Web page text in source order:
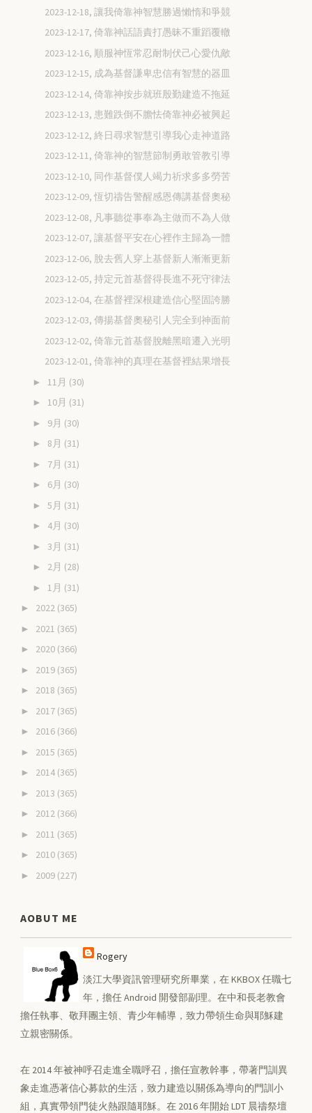
2023-12-18, 讓我倚靠神智慧勝過懶惰和爭競
2023-12-17, 倚靠神話語責打愚昧不重蹈覆轍
2023-12-16, 順服神恆常忍耐制伏己心愛仇敵
2023-12-15, 成為基督謙卑忠信有智慧的器皿
2023-12-14, 倚靠神按步就班殷勤建造不拖延
2023-12-13, 患難跌倒不膽怯倚靠神必被興起
2023-12-12, 終日尋求智慧引導我心走神道路
2023-12-11, 倚靠神的智慧節制勇敢管教引導
2023-12-10, 同作基督僕人竭力祈求多多勞苦
2023-12-09, 恆切禱告警醒感恩傳講基督奧秘
2023-12-08, 凡事聽從事奉為主做而不為人做
2023-12-07, 讓基督平安在心裡作主歸為一體
2023-12-06, 脫去舊人穿上基督新人漸漸更新
2023-12-05, 持定元首基督得長進不死守律法
2023-12-04, 在基督裡深根建造信心堅固誇勝
2023-12-03, 傳揚基督奧秘引人完全到神面前
2023-12-02, 倚靠元首基督脫離黑暗遷入光明
2023-12-01, 倚靠神的真理在基督裡結果增長
► 11月 (30)
► 10月 (31)
► 9月 (30)
► 8月 (31)
► 7月 (31)
► 6月 (30)
► 5月 (31)
► 4月 (30)
► 3月 (31)
► 2月 (28)
► 1月 (31)
► 2022 (365)
► 2021 (365)
► 2020 (366)
► 2019 (365)
► 2018 (365)
► 2017 (365)
► 2016 (366)
► 2015 (365)
► 2014 (365)
► 2013 (365)
► 2012 (366)
► 2011 (365)
► 2010 (365)
► 2009 (227)
AOBUT ME
Rogery
淡江大學資訊管理研究所畢業，在 KKBOX 任職七
年，擔任 Android 開發部副理。在中和長老教會
擔任執事、敬拜團主領、青少年輔導，致力帶領生命與耶穌建
立親密關係。
在 2014 年被神呼召走進全職呼召，擔任宣教幹事，帶著門訓異
象走進憑著信心募款的生活，致力建造以關係為導向的門訓小
組，真實帶領門徒火熱跟隨耶穌。在 2016 年開始 LDT 晨禱祭壇